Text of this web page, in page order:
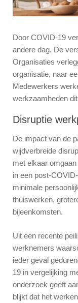
Door COVID-19
andere dag. De
Organisaties
organisatie, naar
Medewerkers
werkzaamheden
Disruptie
De impact van de
wijdverbreide
met elkaar
in een post-
minimale
thuiswerken,
bijeenkomsten.
Uit een recente
werknemers
ieder geval
19 in vergelijking
onderzoek geeft
blijkt dat het